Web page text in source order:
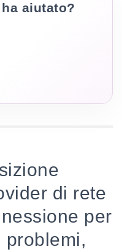
aiutato?
di rete
per
problemi,